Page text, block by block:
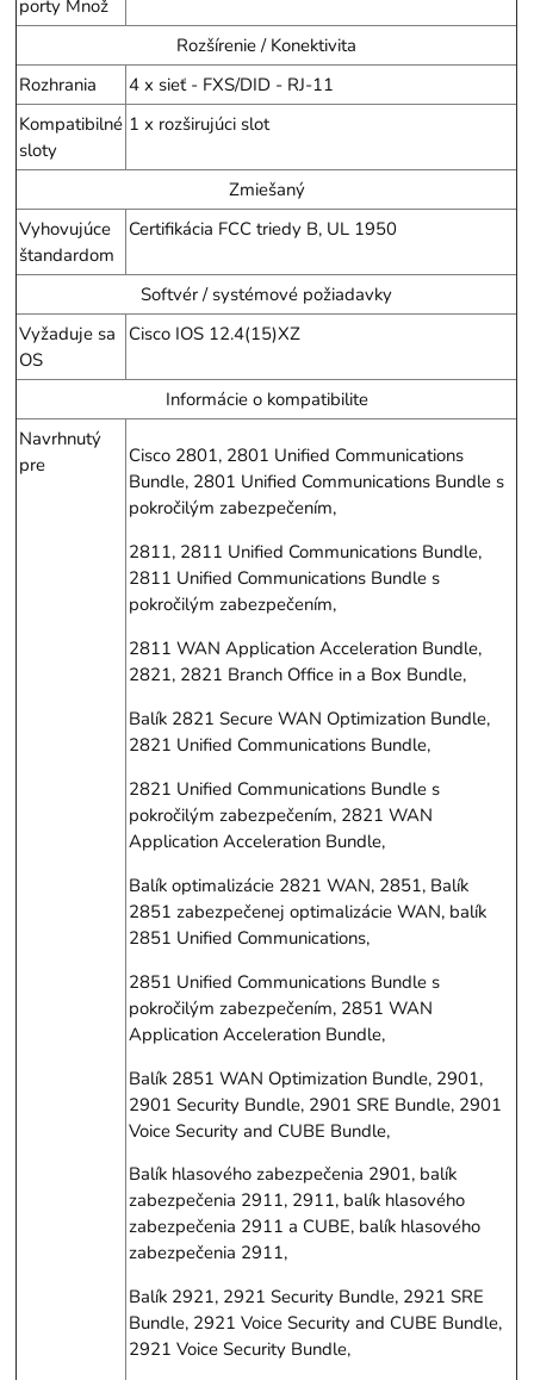
porty Množ
Rozšírenie / Konektivita
Rozhrania
4 x sieť - FXS/DID - RJ-11
Kompatibilné
sloty
1 x rozširujúci slot
Zmiešaný
Vyhovujúce
štandardom
Certifikácia FCC triedy B, UL 1950
Softvér / systémové požiadavky
Vyžaduje sa
OS
Cisco IOS 12.4(15)XZ
Informácie o kompatibilite
Navrhnutý
pre
Cisco 2801, 2801 Unified Communications
Bundle, 2801 Unified Communications Bundle s
pokročilým zabezpečením,
2811, 2811 Unified Communications Bundle,
2811 Unified Communications Bundle s
pokročilým zabezpečením,
2811 WAN Application Acceleration Bundle,
2821, 2821 Branch Office in a Box Bundle,
Balík 2821 Secure WAN Optimization Bundle,
2821 Unified Communications Bundle,
2821 Unified Communications Bundle s
pokročilým zabezpečením, 2821 WAN
Application Acceleration Bundle,
Balík optimalizácie 2821 WAN, 2851, Balík
2851 zabezpečenej optimalizácie WAN, balík
2851 Unified Communications,
2851 Unified Communications Bundle s
pokročilým zabezpečením, 2851 WAN
Application Acceleration Bundle,
Balík 2851 WAN Optimization Bundle, 2901,
2901 Security Bundle, 2901 SRE Bundle, 2901
Voice Security and CUBE Bundle,
Balík hlasového zabezpečenia 2901, balík
zabezpečenia 2911, 2911, balík hlasového
zabezpečenia 2911 a CUBE, balík hlasového
zabezpečenia 2911,
Balík 2921, 2921 Security Bundle, 2921 SRE
Bundle, 2921 Voice Security and CUBE Bundle,
2921 Voice Security Bundle,